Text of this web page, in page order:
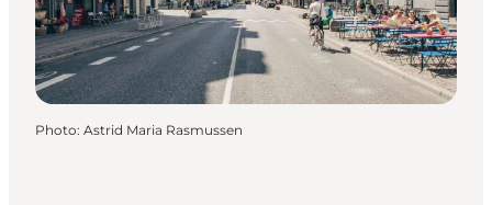
Photo: Astrid Maria Rasmussen